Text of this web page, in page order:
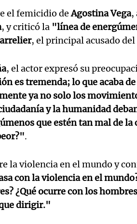
el femicidio deAgostina Vega,
, y criticó la "línea de
, el principal acusado
, el actor expresó su
es tremenda; lo que acaba
ya no solo los
y la humanidad
que estén tan mal de la
.
la violencia en el mundo y
con la violencia en el
¿Qué ocurre con los
dirigir."